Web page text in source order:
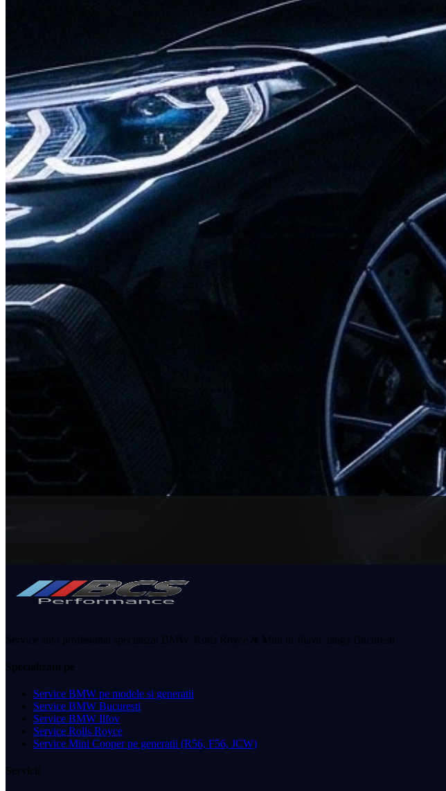
Service auto profesional specializat BMW, Rolls Royce & Mini in Jilava, langa Bucuresti.
Specializam pe
Service BMW pe modele si generatii
Service BMW Bucuresti
Service BMW Ilfov
Service Rolls Royce
Service Mini Cooper pe generatii (R56, F56, JCW)
Servicii